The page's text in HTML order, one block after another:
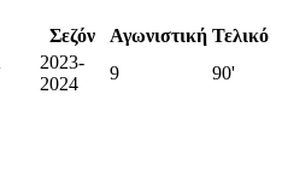
Σεζόν Αγωνιστική Τελικό
2023-
2024
9 90'